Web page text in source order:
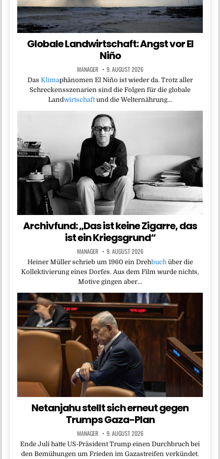
Globale Landwirtschaft: Angst vor El
Niño
MANAGER 9. AUGUST 2026
Das Klimaphänomen El Niño ist wieder da. Trotz aller
Schreckensszenarien sind die Folgen für die globale
Landwirtschaftund die Welternährung…
Archivfund: „Das ist keine Zigarre, das
ist ein Kriegsgrund“
MANAGER 9. AUGUST 2026
Heiner Müller schrieb um 1960 ein Drehbuch über die
Kollektivierung eines Dorfes. Aus dem Film wurde nichts,
Motive gingen aber…
Netanjahu stellt sich erneut gegen
Trumps Gaza-Plan
MANAGER 9. AUGUST 2026
Ende Juli hatte US-Präsident Trump einen Durchbruch bei
den Bemühungen um Frieden im Gazastreifen verkündet.